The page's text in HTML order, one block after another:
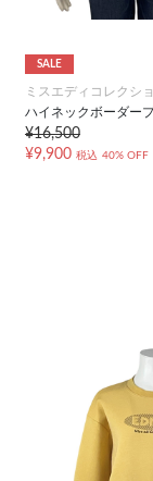
SALE
ミスエディコレクシ
ハイネックボーダー
¥16,500
¥9,900 税込 40% OFF